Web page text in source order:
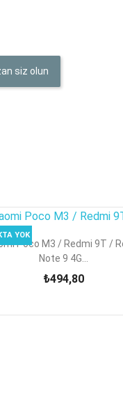
siz olun
 Hızlı Görünüm
Poco M3 / Redmi 9T /
Note 9 4G...
₺494,80
YOK